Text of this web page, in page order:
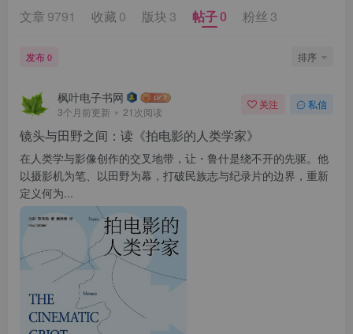
文章 9791 收藏 0 版块 3 帖子0 粉丝 3
发布 0 排序
枫叶电子书网
3个月前更新 21次阅读
关注 私信
镜头与田野之间：读《拍电影的人类学家》
在人类学与影像创作的交叉地带，让・鲁什是绕不开的先驱。他
以摄影机为笔、以田野为幕，打破民族志与纪录片的边界，重新
定义何为...
登录密码
社交账号登录